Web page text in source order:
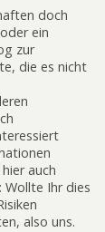
doch
ein
zur
die es nicht
auch
Wollte Ihr dies
also uns.